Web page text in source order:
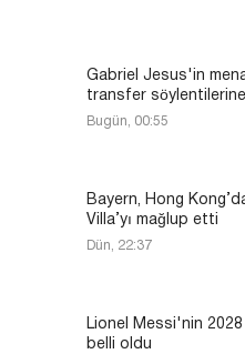
Gabriel Jesus'in
transfer söylentilerine
Bugün, 00:55
Bayern, Hong
Villa’yı mağlup etti
Dün, 22:37
Lionel Messi'nin
belli oldu